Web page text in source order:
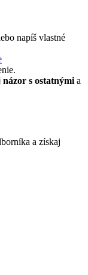
napíš vlastné
s ostatnými a
a získaj